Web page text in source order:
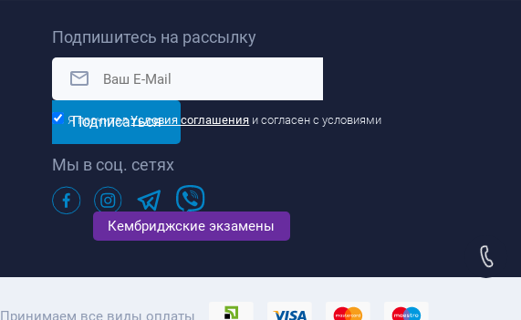
Подпишитесь на рассылку
Подписаться
Я прочиталУсловия соглашения и согласен с условиями
Мы в соц. сетях
Кембриджские экзамены
Принимаем все виды оплаты